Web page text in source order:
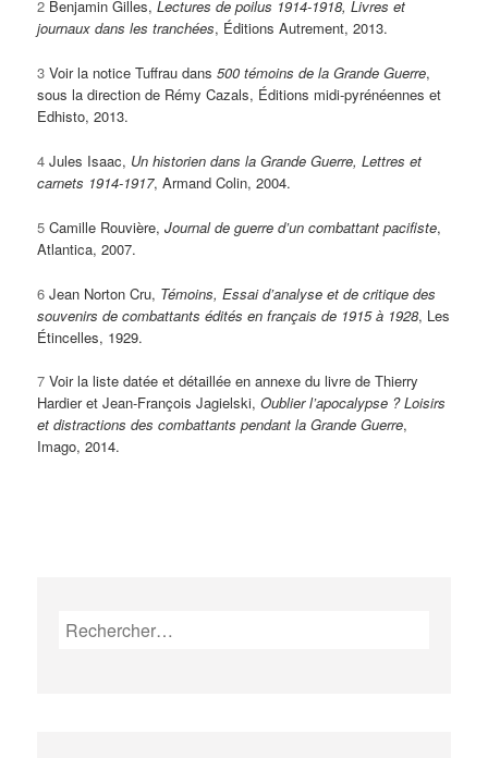
2 Benjamin Gilles,Lectures de poilus 1914-1918, Livres et
journaux dans les tranchées, Éditions Autrement, 2013.
3 Voir la notice Tuffrau dans500 témoins de la Grande Guerre,
sous la direction de Rémy Cazals, Éditions midi-pyrénéennes et
Edhisto, 2013.
4 Jules Isaac, Un historien dans la Grande Guerre, Lettres et
carnets 1914-1917, Armand Colin, 2004.
5 Camille Rouvière,Journal de guerre d’un combattant pacifiste,
Atlantica, 2007.
6 Jean Norton Cru, Témoins, Essai d’analyse et de critique des
souvenirs de combattants édités en français de 1915 à 1928, Les
Étincelles, 1929.
7 Voir la liste datée et détaillée en annexe du livre de Thierry
Hardier et Jean-François Jagielski,Oublier l’apocalypse ? Loisirs
et distractions des combattants pendant la Grande Guerre,
Imago, 2014.
Rechercher :